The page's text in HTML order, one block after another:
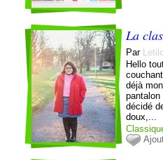
La
Par
Hello
déjà
pantalon
décidé
doux,...